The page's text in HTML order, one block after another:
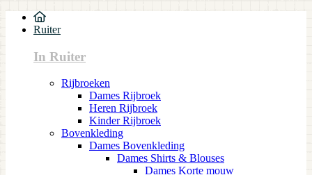
Ruiter
In Ruiter
Rijbroeken
Dames Rijbroek
Heren Rijbroek
Kinder Rijbroek
Bovenkleding
Dames Bovenkleding
Dames Shirts & Blouses
Dames Korte mouw